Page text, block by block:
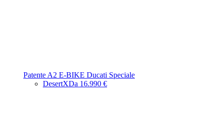
Patente A2 E-BIKE Ducati Speciale
DesertXDa 16.990 €